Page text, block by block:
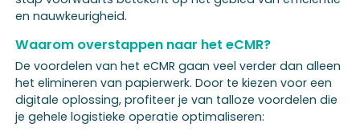
en nauwkeurigheid.
Waarom overstappen naar het eCMR?
De voordelen van het eCMR gaan veel verder dan alleen
het elimineren van papierwerk. Door te kiezen voor een
digitale oplossing, profiteer je van talloze voordelen die
je gehele logistieke operatie optimaliseren: